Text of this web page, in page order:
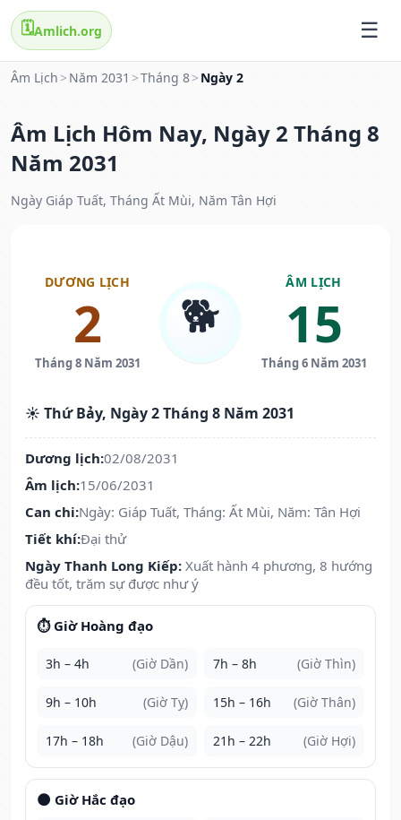
🗓️Amlich.org
Âm Lịch > Năm 2031 >Tháng 8> Ngày 2
Âm Lịch Hôm Nay, Ngày 2 Tháng 8
Năm 2031
Ngày Giáp Tuất, Tháng Ất Mùi, Năm Tân Hợi
DƯƠNG LỊCH
2
Tháng 8 Năm 2031
🐕
ÂM LỊCH
15
Tháng 6 Năm 2031
☀️ Thứ Bảy, Ngày 2 Tháng 8 Năm 2031
Dương lịch:02/08/2031
Âm lịch:15/06/2031
Can chi:Ngày: Giáp Tuất, Tháng: Ất Mùi, Năm: Tân Hợi
Tiết khí:Đại thử
Ngày Thanh Long Kiếp: Xuất hành 4 phương, 8 hướng
đều tốt, trăm sự được như ý
⏱️ Giờ Hoàng đạo
3h – 4h (Giờ Dần) 7h – 8h (Giờ Thìn)
9h – 10h (Giờ Tỵ) 15h – 16h (Giờ Thân)
17h – 18h (Giờ Dậu) 21h – 22h (Giờ Hợi)
🌑 Giờ Hắc đạo